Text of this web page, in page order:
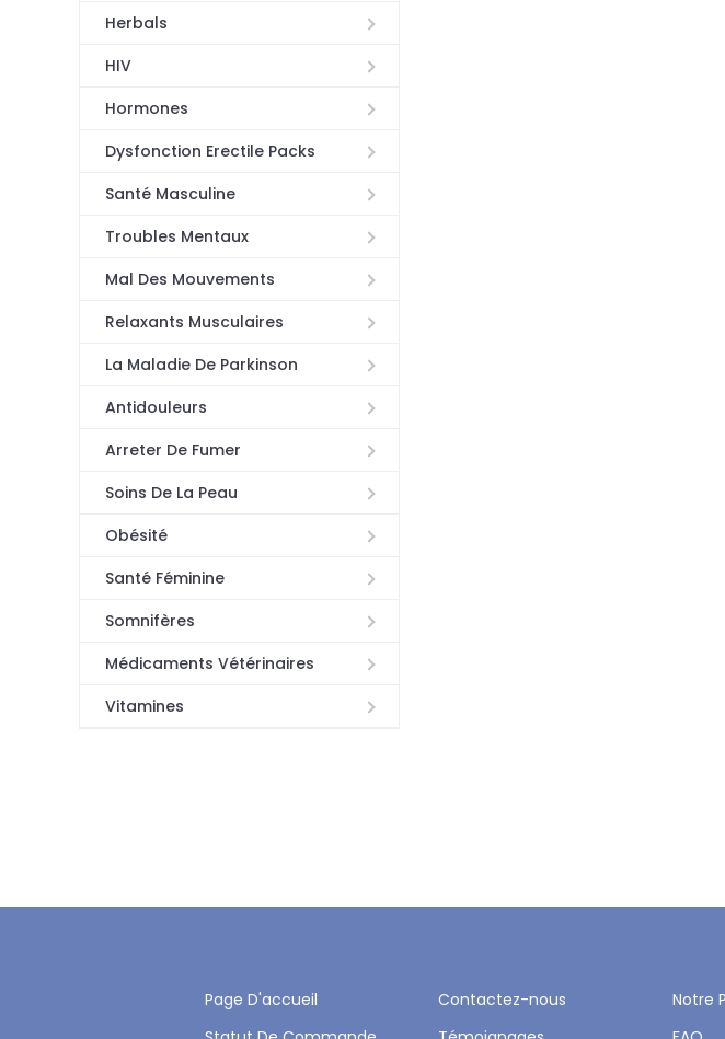
Herbals
HIV
Hormones
Dysfonction Erectile Packs
Santé Masculine
Troubles Mentaux
Mal Des Mouvements
Relaxants Musculaires
La Maladie De Parkinson
Antidouleurs
Arreter De Fumer
Soins De La Peau
Obésité
Santé Féminine
Somnifères
Médicaments Vétérinaires
Vitamines
Page D'accueil Contactez-nous
Notre